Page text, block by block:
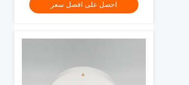
احصل على افضل سعر